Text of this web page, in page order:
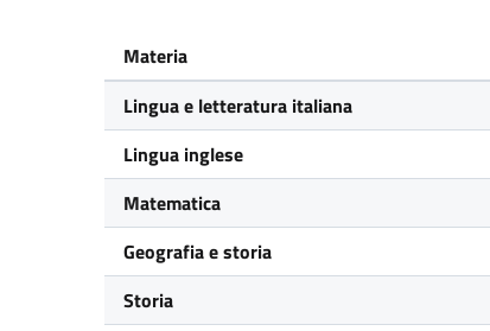
Materia
Lingua e letteratura italiana
Lingua inglese
Matematica
Geografia e storia
Storia